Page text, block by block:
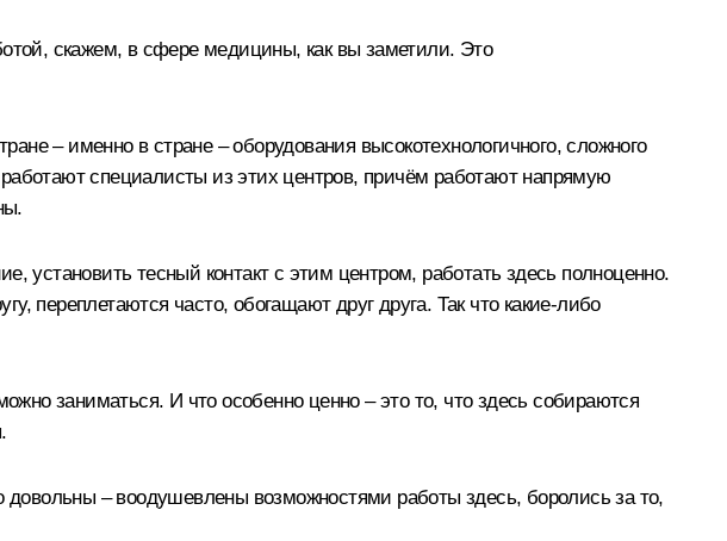
скажем, в сфере медицины, как вы заметили. Это
– именно в стране – оборудования высокотехнологичного, сложного
специалисты из этих центров, причём работают напрямую
установить тесный контакт с этим центром, работать здесь полноценно.
переплетаются часто, обогащают друг друга. Так что какие-либо
заниматься. И что особенно ценно – это то, что здесь собираются
– воодушевлены возможностями работы здесь, боролись за то,